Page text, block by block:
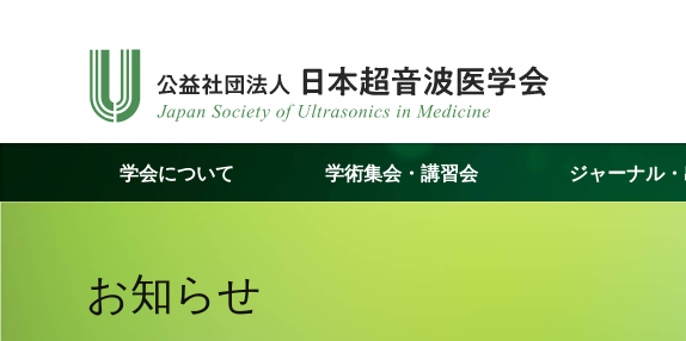
ツ
ス
学会について 学術集会・講習会 ジャーナル
お知らせ